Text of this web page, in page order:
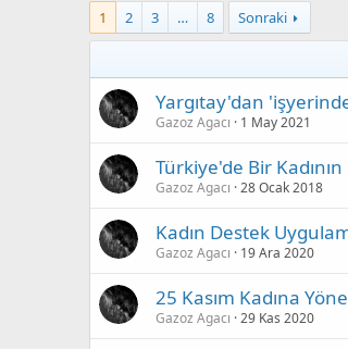
1
2 3 … 8 Sonraki
Yargıtay'dan
Gazoz Agacı 1 May 2021
Türkiye'de Bir
Gazoz Agacı 28 Ocak 2018
Kadın Destek
Gazoz Agacı 19 Ara 2020
25 Kasım Kadına
Gazoz Agacı 29 Kas 2020